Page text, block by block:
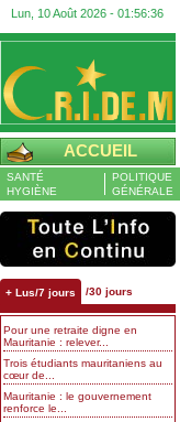
Lun, 10 Août 2026 - 01:56:37
ACCUEIL
SANTÉ
HYGIÈNE
POLITIQUE
GÉNÉRALE
+ Lus/7 jours /30 jours
Pour une retraite digne en
Mauritanie : relever...
Trois étudiants mauritaniens au
cœur de...
Mauritanie : le gouvernement
renforce le...